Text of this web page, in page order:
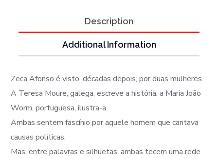
Description
Additional Information
Zeca Afonso é visto, décadas depois, por duas mulheres.
A Teresa Moure, galega, escreve a história; a Maria João
Worm, portuguesa, ilustra-a.
Ambas sentem fascínio por aquele homem que cantava
causas políticas.
Mas, entre palavras e silhuetas, ambas tecem uma rede